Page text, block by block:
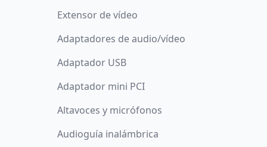
Extensor de vídeo
Adaptadores de audio/vídeo
Adaptador USB
Adaptador mini PCI
Altavoces y micrófonos
Audioguía inalámbrica